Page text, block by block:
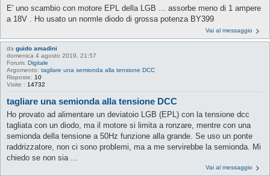
E' uno scambio con motore EPL della LGB ... assorbe meno di 1 ampere
a 18V . Ho usato un normle diodo di grossa potenza BY399
Vai al messaggio
da guido amadini
domenica 4 agosto 2019, 21:57
Forum: Digitale
Argomento: tagliare una semionda alla tensione DCC
Risposte: 10
Visite : 14732
tagliare una semionda alla tensione DCC
Ho provato ad alimentare un deviatoio LGB (EPL) con la tensione dcc
tagliata con un diodo, ma il motore si limita a ronzare, mentre con una
semionda della tensione a 50Hz funzione alla grande. Se uso un ponte
raddrizzatore, non ci sono problemi, ma a me servirebbe la semionda. Mi
chiedo se non sia ...
Vai al messaggio